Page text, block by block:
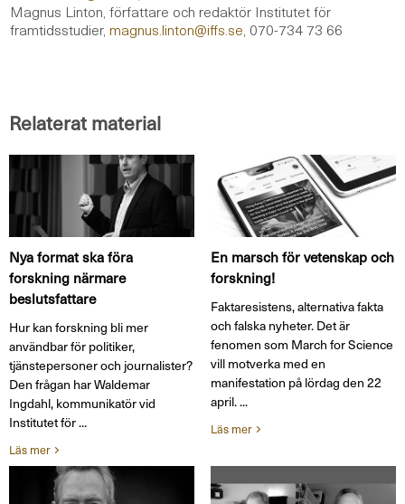
Magnus Linton, författare och redaktör Institutet för
framtidsstudier, magnus.linton@iffs.se , 070-734 73 66
Relaterat material
Nya format ska föra
forskning närmare
beslutsfattare
Hur kan forskning bli mer
användbar för politiker,
tjänstepersoner och journalister?
Den frågan har Waldemar
Ingdahl, kommunikatör vid
Institutet för ...
Läs mer
En marsch för vetenskap och
forskning!
Faktaresistens, alternativa fakta
och falska nyheter. Det är
fenomen som March for Science
vill motverka med en
manifestation på lördag den 22
april. ...
Läs mer